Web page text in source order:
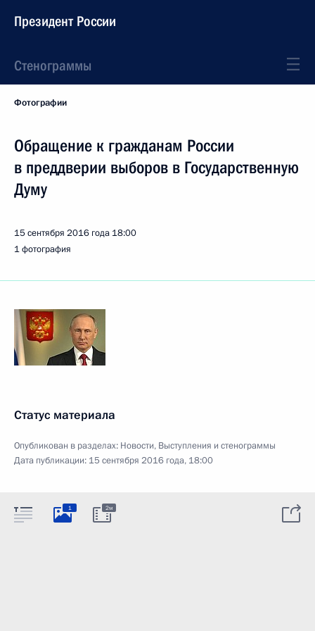
Президент России
Стенограммы
Фотографии
Обращение к гражданам России
в преддверии выборов в Государственную
Думу
15 сентября 2016 года 18:00
1 фотография
Статус материала
Опубликован в разделах: Новости, Выступления и стенограммы
Дата публикации: 15 сентября 2016 года, 18:00
1 2м